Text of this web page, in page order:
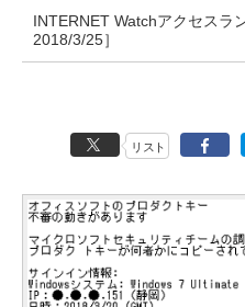
INTERNET Watchアクセスラ
2018/3/25］
リスト